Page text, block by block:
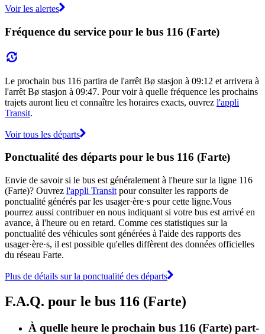
Voir les alertes
Fréquence du service pour le bus 116 (Farte)
Le prochain bus 116 partira de l'arrêt Bø stasjon à 09:12 et arrivera à
l'arrêt Bø stasjon à 09:47. Pour voir à quelle fréquence les prochains
trajets auront lieu et connaître les horaires exacts, ouvrez l'appli
Transit.
Voir tous les départs
Ponctualité des départs pour le bus 116 (Farte)
Envie de savoir si le bus est généralement à l'heure sur la ligne 116
(Farte)? Ouvrez l'appli Transit pour consulter les rapports de
ponctualité générés par les usager·ère·s pour cette ligne.Vous
pourrez aussi contribuer en nous indiquant si votre bus est arrivé en
avance, à l'heure ou en retard. Comme ces statistiques sur la
ponctualité des véhicules sont générées à l'aide des rapports des
usager·ère·s, il est possible qu'elles diffèrent des données officielles
du réseau Farte.
Plus de détails sur la ponctualité des départs
F.A.Q. pour le bus 116 (Farte)
À quelle heure le prochain bus 116 (Farte) part-